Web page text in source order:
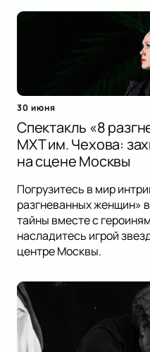
30 июня
Спектакль «8
МХТ им. Чехова:
на сцене Москвы
Погрузитесь в мир
разгневанных женщин»
тайны вместе с
насладитесь игрой
центре Москвы.